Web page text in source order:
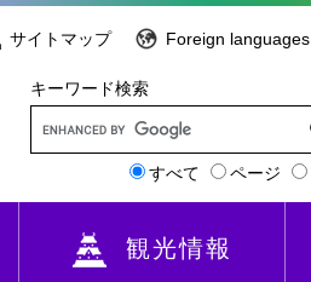
サイトマップ Foreign languages
キーワード検索
すべて ページ
観光情報